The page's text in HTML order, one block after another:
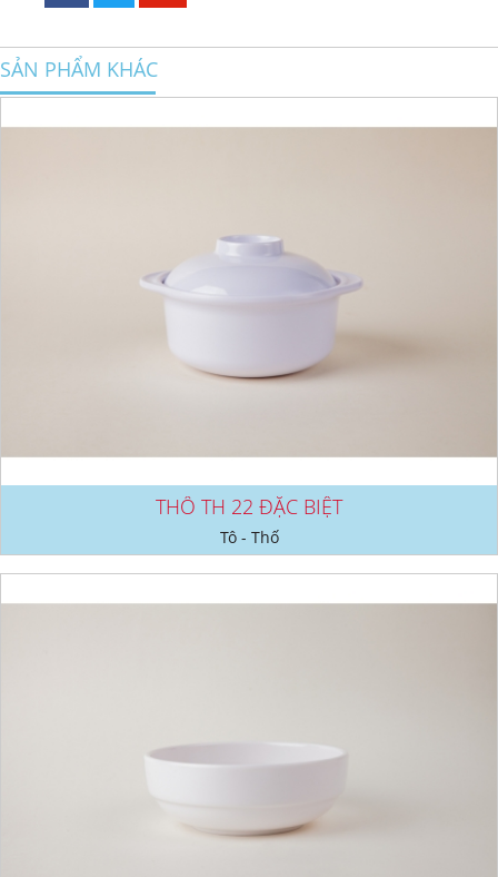
SẢN PHẨM KHÁC
THỐ TH 22 ĐẶC BIỆT
Tô - Thố